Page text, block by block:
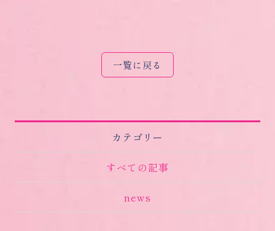
カテゴリー
すべての記事
news
一覧に戻る